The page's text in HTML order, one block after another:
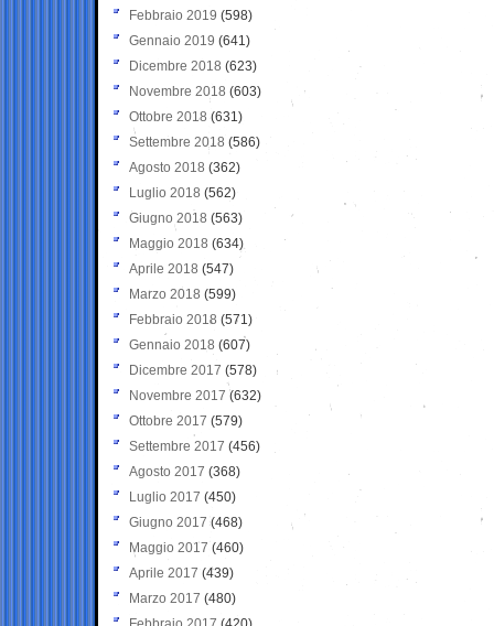
Febbraio 2019 (598)
Gennaio 2019 (641)
Dicembre 2018 (623)
Novembre 2018 (603)
Ottobre 2018 (631)
Settembre 2018 (586)
Agosto 2018 (362)
Luglio 2018 (562)
Giugno 2018 (563)
Maggio 2018 (634)
Aprile 2018 (547)
Marzo 2018 (599)
Febbraio 2018 (571)
Gennaio 2018 (607)
Dicembre 2017 (578)
Novembre 2017 (632)
Ottobre 2017 (579)
Settembre 2017 (456)
Agosto 2017 (368)
Luglio 2017 (450)
Giugno 2017 (468)
Maggio 2017 (460)
Aprile 2017 (439)
Marzo 2017 (480)